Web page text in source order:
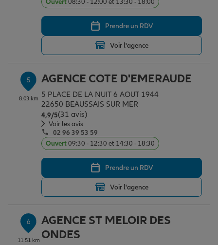
Ouvert08:30 - 12:00 et 13:30 - 18:00
Prendre un RDV
Voir l'agence
5
8.03 km
AGENCE COTE D'EMERAUDE
5 PLACE DE LA NUIT 6 AOUT 1944
22650 BEAUSSAIS SUR MER
4,9/5Note de 4.9 sur 5
(31 avis)
Voir les avis
02 96 39 53 59
Ouvert09:30 - 12:30 et 14:30 - 18:30
Prendre un RDV
Voir l'agence
6
11.51 km
AGENCE ST MELOIR DES
ONDES